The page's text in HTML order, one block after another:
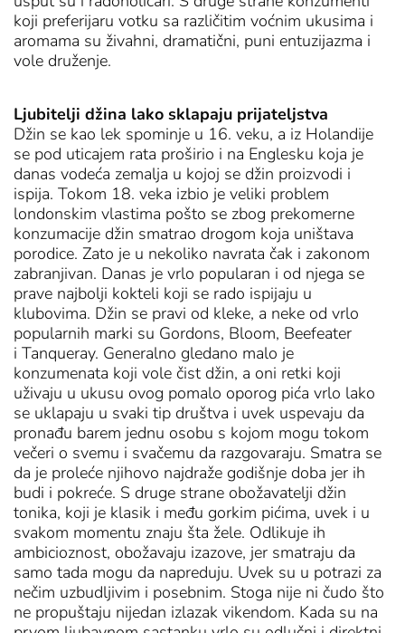
koji preferijaru votku sa različitim voćnim ukusima i
aromama su živahni, dramatični, puni entuzijazma i
vole druženje.
Ljubitelji džina lako sklapaju prijateljstva
Džin se kao lek spominje u 16. veku, a iz Holandije
se pod uticajem rata proširio i na Englesku koja je
danas vodeća zemalja u kojoj se džin proizvodi i
ispija. Tokom 18. veka izbio je veliki problem
londonskim vlastima pošto se zbog prekomerne
konzumacije džin smatrao drogom koja uništava
porodice. Zato je u nekoliko navrata čak i zakonom
zabranjivan. Danas je vrlo popularan i od njega se
prave najbolji kokteli koji se rado ispijaju u
klubovima. Džin se pravi od kleke, a neke od vrlo
popularnih marki su Gordons, Bloom, Beefeater
i Tanqueray. Generalno gledano malo je
konzumenata koji vole čist džin, a oni retki koji
uživaju u ukusu ovog pomalo oporog pića vrlo lako
se uklapaju u svaki tip društva i uvek uspevaju da
pronađu barem jednu osobu s kojom mogu tokom
večeri o svemu i svačemu da razgovaraju. Smatra se
da je proleće njihovo najdraže godišnje doba jer ih
budi i pokreće. S druge strane obožavatelji džin
tonika, koji je klasik i među gorkim pićima, uvek i u
svakom momentu znaju šta žele. Odlikuje ih
ambicioznost, obožavaju izazove, jer smatraju da
samo tada mogu da napreduju. Uvek su u potrazi za
nečim uzbudljivim i posebnim. Stoga nije ni čudo što
ne propuštaju nijedan izlazak vikendom. Kada su na